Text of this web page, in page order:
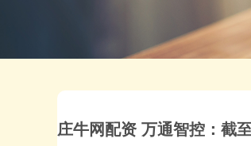
庄牛网配资 万通智控：截